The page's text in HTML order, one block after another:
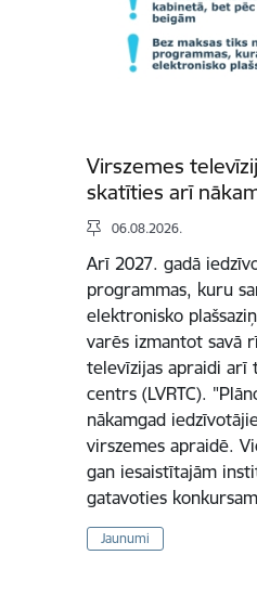
Virszemes
skatīties arī
06.08.2026.
Arī 2027. gadā
programmas, kuru
elektronisko
varēs izmantot savā
televīzijas apraidi arī
centrs (LVRTC).
nākamgad
virszemes apraidē.
gan iesaistītajām
gatavoties
Jaunumi